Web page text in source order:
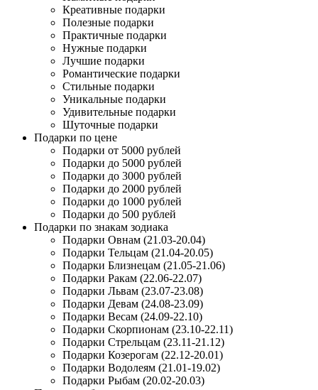
Креативные подарки
Полезные подарки
Практичные подарки
Нужные подарки
Лучшие подарки
Романтические подарки
Стильные подарки
Уникальные подарки
Удивительные подарки
Шуточные подарки
Подарки по цене
Подарки от 5000 рублей
Подарки до 5000 рублей
Подарки до 3000 рублей
Подарки до 2000 рублей
Подарки до 1000 рублей
Подарки до 500 рублей
Подарки по знакам зодиака
Подарки Овнам (21.03-20.04)
Подарки Тельцам (21.04-20.05)
Подарки Близнецам (21.05-21.06)
Подарки Ракам (22.06-22.07)
Подарки Львам (23.07-23.08)
Подарки Девам (24.08-23.09)
Подарки Весам (24.09-22.10)
Подарки Скорпионам (23.10-22.11)
Подарки Стрельцам (23.11-21.12)
Подарки Козерогам (22.12-20.01)
Подарки Водолеям (21.01-19.02)
Подарки Рыбам (20.02-20.03)